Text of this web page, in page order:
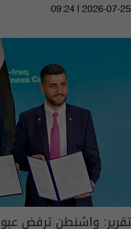
09:24 | 2026-07-25
تقرير: واشنطن ترفض عبور